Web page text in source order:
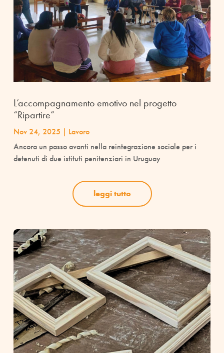
L’accompagnamento emotivo nel progetto
“Ripartire”
Nov 24, 2025 | Lavoro
Ancora un passo avanti nella reintegrazione sociale per i
detenuti di due istituti penitenziari in Uruguay
leggi tutto